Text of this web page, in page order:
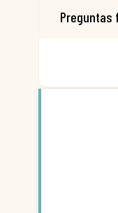
Preguntas